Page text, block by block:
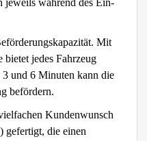
jeweils während des Ein-
Mit
jedes Fahrzeug
und 6 Minuten kann die
befördern.
Kundenwunsch
gefertigt, die einen